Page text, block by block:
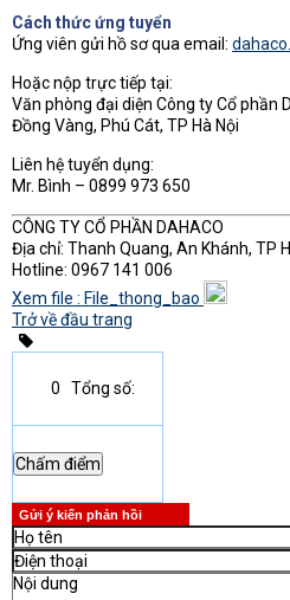
Cách thức ứng tuyển
Ứng viên gửi hồ sơ qua email:
Hoặc nộp trực tiếp tại:
Văn phòng đại diện Công ty Cổ phần
Đồng Vàng, Phú Cát, TP Hà Nội
Liên hệ tuyển dụng:
Mr. Bình – 0899 973 650
CÔNG TY CỔ PHẦN DAHACO
Địa chỉ: Thanh Quang, An Khánh, TP
Hotline: 0967 141 006
Xem file : File_thong_bao
Trở về đầu trang
0 Tổng số:
Gửi ý kiến phản hồi